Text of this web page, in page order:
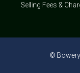
Selling Fees &
© Bowery